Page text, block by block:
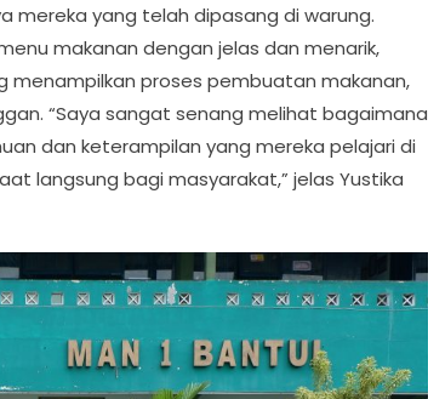
mereka yang telah dipasang di warung.
makanan dengan jelas dan menarik,
proses pembuatan makanan,
“Saya sangat senang melihat bagaimana
dan keterampilan yang mereka pelajari di
langsung bagi masyarakat,” jelas Yustika